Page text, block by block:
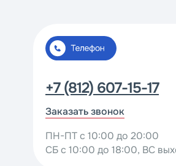
+7 (812) 607-15-17
Заказать звонок
ПН-ПТ c 10:00 до 20:00
СБ c 10:00 до 18:00, ВС